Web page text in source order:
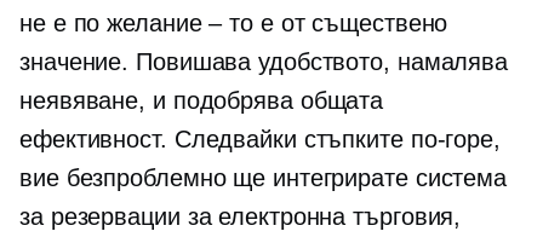
не е по желание – то е от съществено
значение. Повишава удобството, намалява
неявяване, и подобрява общата
ефективност. Следвайки стъпките по-горе,
вие безпроблемно ще интегрирате система
за резервации за електронна търговия,